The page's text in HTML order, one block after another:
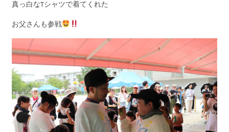
真っ白なTシャツで着てくれた
お父さんも参戦